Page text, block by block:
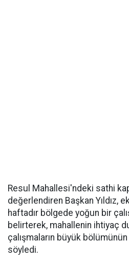
Resul Mahallesi'ndeki sathi
değerlendiren Başkan Yıldız,
haftadır bölgede yoğun bir
belirterek, mahallenin ihtiyaç
çalışmaların büyük bölümünün
söyledi.